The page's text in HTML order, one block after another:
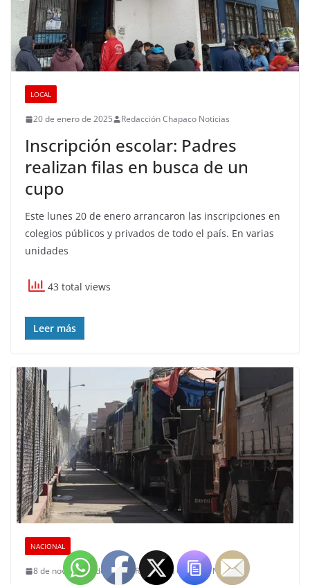
LOCAL
20 de enero de 2025 Redacción Chapaco Noticias
Inscripción escolar: Padres
realizan filas en busca de un
cupo
Este lunes 20 de enero arrancaron las inscripciones en
colegios públicos y privados de todo el país. En varias
unidades
43 total views
Leer más
NACIONAL
8 de noviembre de 2024 Redacción Chapaco Noticias